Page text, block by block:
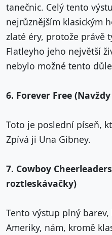
tanečnic. Celý tento
nejrůznějším klasickým
zlaté éry, protože právě
Flatleyho jeho největší
nebylo možné tento
6. Forever Free
Toto je poslední píseň,
Zpívá ji Una Gibney.
7. Cowboy
roztleskávačky)
Tento výstup plný
Ameriky, nám, kromě